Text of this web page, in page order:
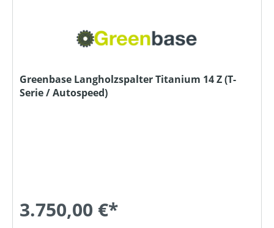
Greenbase Langholzspalter Titanium 14 Z (T-
Serie / Autospeed)
3.750,00 €*